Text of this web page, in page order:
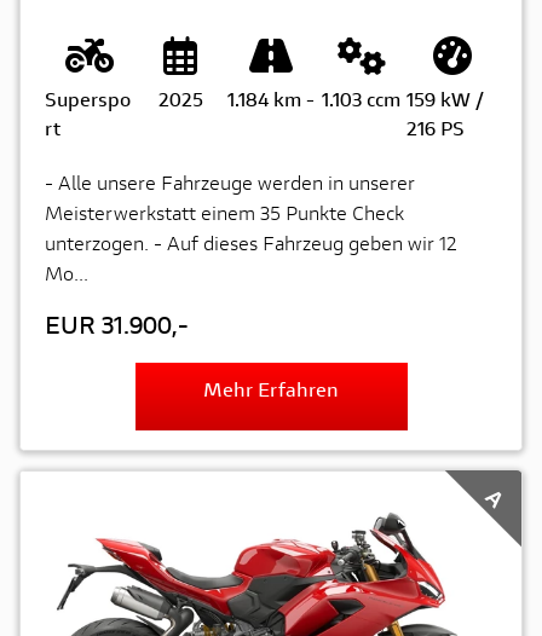
Superspo
rt
2025 1.184 km- 1.103 ccm 159 kW /
216 PS
- Alle unsere Fahrzeuge werden in unserer
Meisterwerkstatt einem 35 Punkte Check
unterzogen. - Auf dieses Fahrzeug geben wir 12
Mo...
EUR 31.900,-
Mehr Erfahren
A